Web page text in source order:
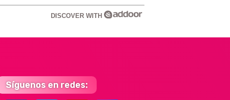
DISCOVER WITH
Síguenos en redes: